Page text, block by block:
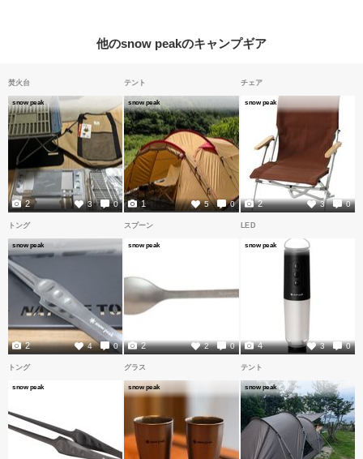
他のsnow peakのキャンプギア
焚火台
snow peak
3 0
2
テント
snow peak
5 0
1
チェア
snow peak
3 0
2
トング
snow peak
4 0
2
スプーン
snow peak
2 0
2
LED
snow peak
3 0
4
トング
snow peak
グラス
snow peak
テント
snow peak